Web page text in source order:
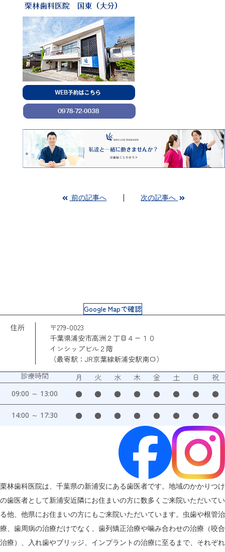
前の記事へ 次の記事へ
Google Mapで確認
住所
〒279-0023
千葉県浦安市高洲２丁目４ー１０
インシップビル２階
（最寄駅：JR京葉線新浦安駅南口）
診療時間
月 火 水 木 金 土 日 祝
09:00 ～ 13:00 ● ● ● ● ● ● ● ●
14:00 ～ 17:30 ● ● ● ● ● ● ● ●
栗林歯科医院は、千葉県の新浦安にある歯医者です。地域のかかりつけ
の歯医者として新浦安近隣にお住まいの方に数多くご来院いただいてい
る他、他県にお住まいの方にもご来院いただいています。虫歯や根管治
療、歯周病の治療だけでなく、歯列矯正治療や噛み合わせの治療（咬合
治療）、入れ歯やブリッジ、インプラントの治療に至るまで、それぞれ